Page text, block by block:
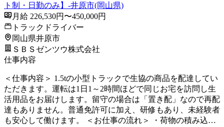
ト制・日勤のみ】-井原市(岡山県)
月給 226,530円〜450,000円
トラックドライバー
岡山県井原市
ＳＢＳゼンツウ株式会社
仕事内容
＜仕事内容＞ 1.5tの小型トラックで生協の商品を配達してい
ただきます。運転は1日1～2時間ほどで同じお宅を訪問し生
活用品をお届けします。留守の場合は「置き配」なので再配
達もありません。普通免許可に加え、研修もあり、未経験者
も安心して働けます。 ＜お仕事の流れ＞ ・荷物の積み込…